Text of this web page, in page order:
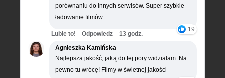
porównaniu do innych serwisów. Super szybkie
ładowanie filmów
19
Lubie to! Odpowiedz
13 godz.
Agnieszka Kamińska
Najlepsza jakość, jaką do tej pory widziałam. Na
pewno tu wrócę! Filmy w świetnej jakości